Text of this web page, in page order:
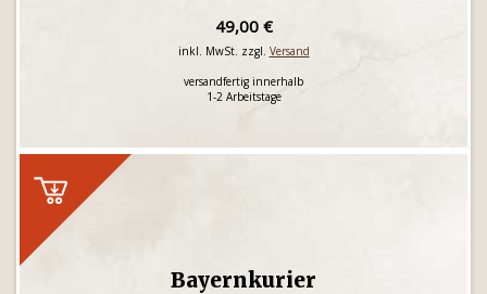
49,00 €
inkl. MwSt. zzgl. Versand
versandfertig innerhalb
1-2 Arbeitstage
Bayernkurier